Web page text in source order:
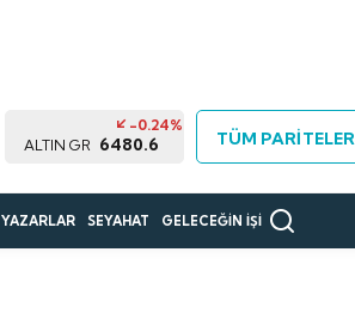
ALTIN GR 6480.6
-0.24%
TÜM PARİTELER
YAZARLAR SEYAHAT GELECEĞİN İŞİ